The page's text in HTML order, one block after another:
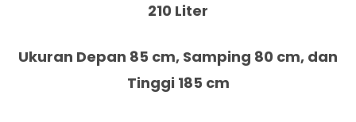
210 Liter
Ukuran Depan 85 cm, Samping 80 cm, dan
Tinggi 185 cm